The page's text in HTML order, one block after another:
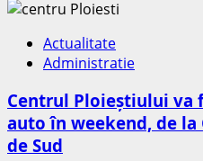
Actualitate
Administratie
Centrul Ploieștiului va
auto în weekend, de la
de Sud